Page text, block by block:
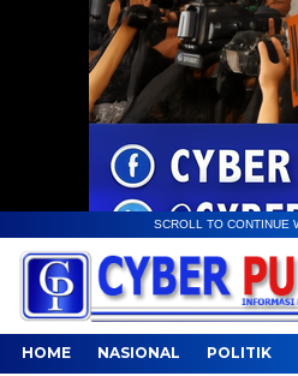
SCROLL TO CONTINUE
HOME NASIONAL POLITIK